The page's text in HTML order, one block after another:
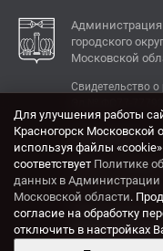
Администрация
городского
Московской
Свидетельство
КОНТАКТЫ
Адрес: 143404,
ул. Ленина,
Электронная
Для улучшения работы
Красногорск Московской
используя файлы
соответствует Политике
данных в Администрации
Московской области.
согласие на обработку
отключить в настройках